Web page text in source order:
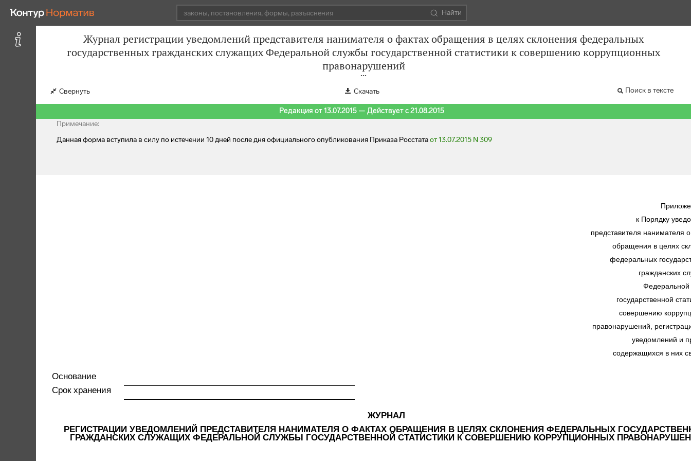
Найти
Журнал регистрации уведомлений представителя нанимателя о фактах обращения в целях склонения федеральных
государственных гражданских служащих Федеральной службы государственной статистики к совершению коррупционных
правонарушений
Свернуть Скачать Поиск в тексте
Редакция от 13.07.2015 — Действует с 21.08.2015
Примечание:
Данная форма вступила в силу по истечении 10 дней после дня официального опубликования Приказа Росстатаот 13.07.2015 N 309
к Порядку
представителя нанимателя
обращения в целях
федеральных
гражданских
государственной
совершению
правонарушений,
уведомлений и
содержащихся в них
Основание
Срок хранения
ЖУРНАЛ
РЕГИСТРАЦИИ УВЕДОМЛЕНИЙ ПРЕДСТАВИТЕЛЯ НАНИМАТЕЛЯ О ФАКТАХ ОБРАЩЕНИЯ В ЦЕЛЯХ СКЛОНЕНИЯ ФЕДЕРАЛЬНЫХ
ГРАЖДАНСКИХ СЛУЖАЩИХ ФЕДЕРАЛЬНОЙ СЛУЖБЫ ГОСУДАРСТВЕННОЙ СТАТИСТИКИ К СОВЕРШЕНИЮ КОРРУПЦИОННЫХ